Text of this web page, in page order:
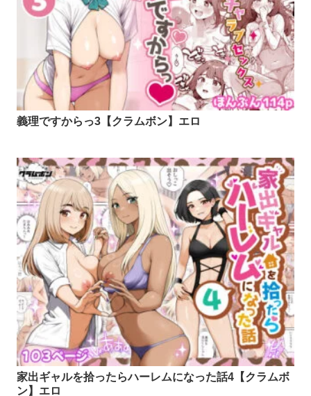
義理ですからっ3【クラムボン】エロ
家出ギャルを拾ったらハーレムになった話4【クラムボ
ン】エロ